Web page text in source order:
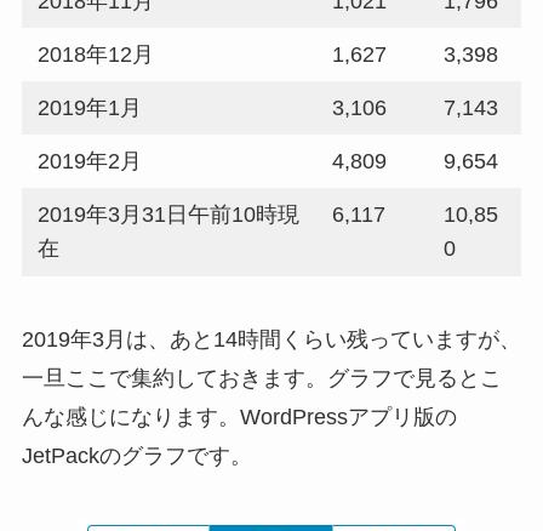
2018年12月 1,627 3,398
2019年1月 3,106 7,143
2019年2月 4,809 9,654
2019年3月31日午前10時現
在
6,117
10,85
0
2019年3月は、あと14時間くらい残っていますが、
一旦ここで集約しておきます。グラフで見るとこ
んな感じになります。WordPressアプリ版の
JetPackのグラフです。